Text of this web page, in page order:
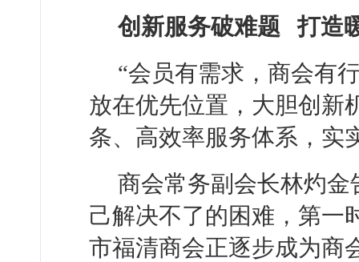
创新服务破难题 打造
“会员有需求，商会有
放在优先位置，大胆创新
条、高效率服务体系，实
商会常务副会长林灼
己解决不了的困难，第一
市福清商会正逐步成为商